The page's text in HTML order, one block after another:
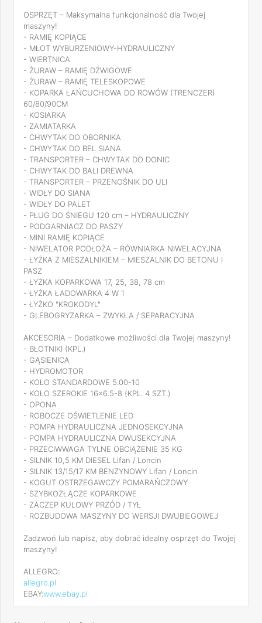
OSPRZĘT – Maksymalna funkcjonalność dla Twojej
maszyny!
- RAMIĘ KOPIĄCE
- MŁOT WYBURZENIOWY-HYDRAULICZNY
- WIERTNICA
- ŻURAW – RAMIĘ DŹWIGOWE
- ŻURAW – RAMIĘ TELESKOPOWE
- KOPARKA ŁAŃCUCHOWA DO ROWÓW (TRENCZER)
60/80/90CM
- KOSIARKA
- ZAMIATARKA
- CHWYTAK DO OBORNIKA
- CHWYTAK DO BEL SIANA
- TRANSPORTER – CHWYTAK DO DONIC
- CHWYTAK DO BALI DREWNA
- TRANSPORTER – PRZENOŚNIK DO ULI
- WIDŁY DO SIANA
- WIDŁY DO PALET
- PŁUG DO ŚNIEGU 120 cm – HYDRAULICZNY
- PODGARNIACZ DO PASZY
- MINI RAMIĘ KOPIĄCE
- NIWELATOR PODŁOŻA – RÓWNIARKA NIWELACYJNA
- ŁYŻKA Z MIESZALNIKIEM – MIESZALNIK DO BETONU I
PASZ
- ŁYŻKA KOPARKOWA 17, 25, 38, 78 cm
- ŁYŻKA ŁADOWARKA 4 W 1
- ŁYŻKO "KROKODYL"
- GLEBOGRYZARKA – ZWYKŁA / SEPARACYJNA
AKCESORIA – Dodatkowe możliwości dla Twojej maszyny!
- BŁOTNIKI (KPL.)
- GĄSIENICA
- HYDROMOTOR
- KOŁO STANDARDOWE 5.00-10
- KOŁO SZEROKIE 16x6.5-8 (KPL. 4 SZT.)
- OPONA
- ROBOCZE OŚWIETLENIE LED
- POMPA HYDRAULICZNA JEDNOSEKCYJNA
- POMPA HYDRAULICZNA DWUSEKCYJNA
- PRZECIWWAGA TYLNE OBCIĄŻENIE 35 KG
- SILNIK 10,5 KM DIESEL Lifan / Loncin
- SILNIK 13/15/17 KM BENZYNOWY Lifan / Loncin
- KOGUT OSTRZEGAWCZY POMARAŃCZOWY
- SZYBKOZŁĄCZE KOPARKOWE
- ZACZEP KULOWY PRZÓD / TYŁ
- ROZBUDOWA MASZYNY DO WERSJI DWUBIEGOWEJ
Zadzwoń lub napisz, aby dobrać idealny osprzęt do Twojej
maszyny!
ALLEGRO:
allegro.pl
EBAY:www.ebay.pl